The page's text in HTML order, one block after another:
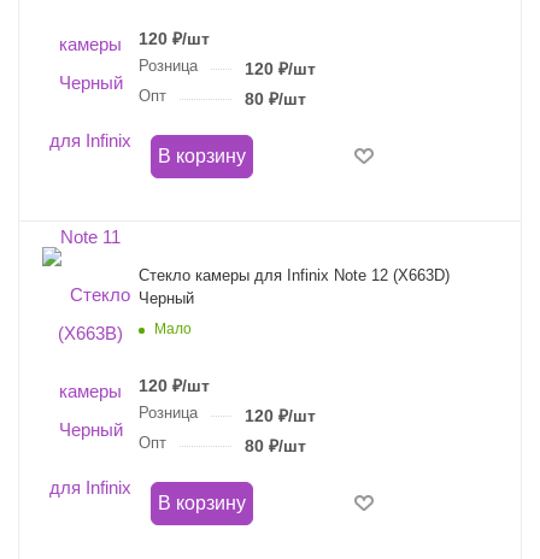
120 ₽/шт
Розница 120₽/шт
Опт 80₽/шт
В корзину
Стекло камеры для Infinix Note 12 (X663D)
Черный
Мало
120 ₽/шт
Розница 120₽/шт
Опт 80₽/шт
В корзину